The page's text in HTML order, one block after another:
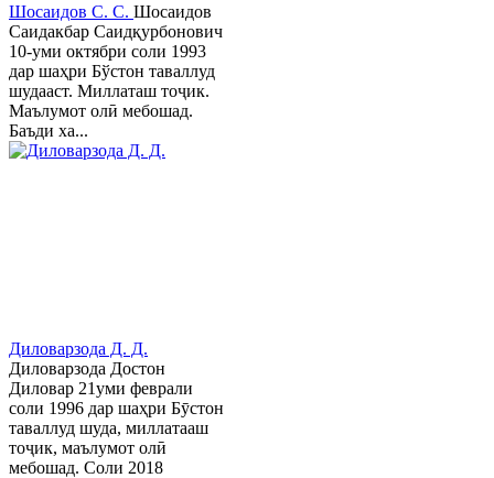
Шосаидов С. С. Шосаидов
Саидакбар Саидқурбонович
10-уми октябри соли 1993
дар шаҳри Бўстон таваллуд
шудааст. Миллаташ тоҷик.
Маълумот олӣ мебошад.
Баъди ха...
Диловарзода Д. Д.
Диловарзода Достон
Диловар 21уми феврали
соли 1996 дар шаҳри Бӯстон
таваллуд шуда, миллатааш
тоҷик, маълумот олӣ
мебошад. Соли 2018